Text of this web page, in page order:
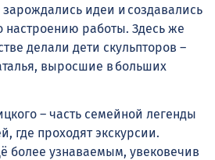
зарождались идеи и создавались
настроению работы. Здесь же
делали дети скульпторов –
выросшие в больших
– часть семейной легенды
где проходят экскурсии.
более узнаваемым, увековечив